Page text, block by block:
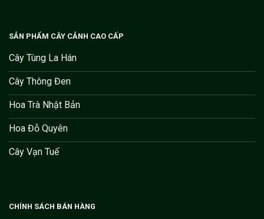
SẢN PHẨM CÂY CẢNH CAO CẤP
Cây Tùng La Hán
Cây Thông Đen
Hoa Trà Nhật Bản
Hoa Đỗ Quyên
Cây Vạn Tuế
CHÍNH SÁCH BÁN HÀNG